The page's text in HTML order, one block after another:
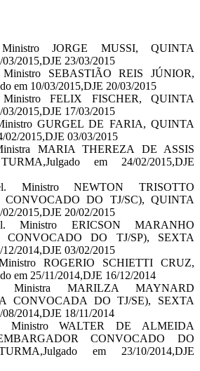
Ministro JORGE MUSSI, QUINTA
2015,DJE 23/03/2015
SEBASTIÃO REIS JÚNIOR,
em 10/03/2015,DJE 20/03/2015
Ministro FELIX FISCHER, QUINTA
2015,DJE 17/03/2015
GURGEL DE FARIA, QUINTA
2015,DJE 03/03/2015
MARIA THEREZA DE ASSIS
em 24/02/2015,DJE
Ministro NEWTON TRISOTTO
CONVOCADO DO TJ/SC), QUINTA
2015,DJE 20/02/2015
Ministro ERICSON MARANHO
CONVOCADO DO TJ/SP), SEXTA
2014,DJE 03/02/2015
ROGERIO SCHIETTI CRUZ,
em 25/11/2014,DJE 16/12/2014
Ministra MARILZA MAYNARD
CONVOCADA DO TJ/SE), SEXTA
2014,DJE 18/11/2014
Ministro WALTER DE ALMEIDA
CONVOCADO DO
em 23/10/2014,DJE